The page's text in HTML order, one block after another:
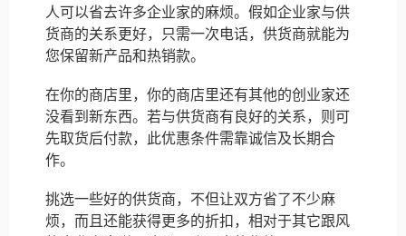
人可以省去许多企业家的麻烦。假如企业家与供
货商的关系更好，只需一次电话，供货商就能为
您保留新产品和热销款。
在你的商店里，你的商店里还有其他的创业家还
没看到新东西。若与供货商有良好的关系，则可
先取货后付款，此优惠条件需靠诚信及长期合
作。
挑选一些好的供货商，不但让双方省了不少麻
烦，而且还能获得更多的折扣，相对于其它跟风